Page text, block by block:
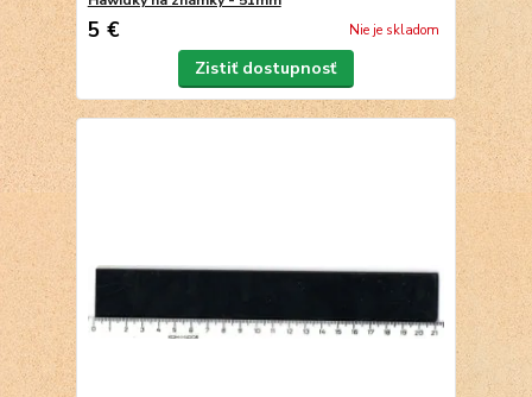
5 € Nie je skladom
Zistiť dostupnosť